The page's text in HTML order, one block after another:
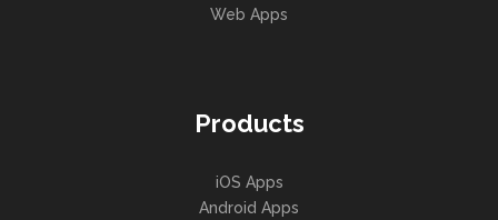
Web Apps
Products
iOS Apps
Android Apps